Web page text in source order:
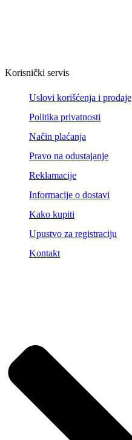
Korisnički servis
Uslovi korišćenja i prodaje
Politika privatnosti
Način plaćanja
Pravo na odustajanje
Reklamacije
Informacije o dostavi
Kako kupiti
Upustvo za registraciju
Kontakt